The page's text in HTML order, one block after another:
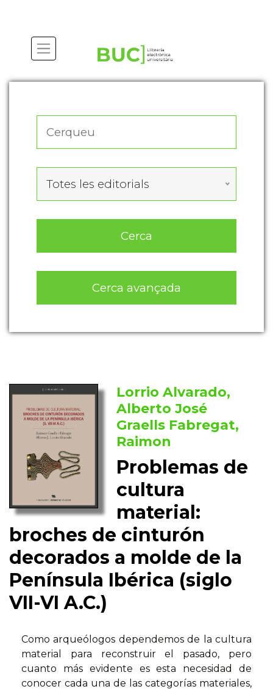
Totes les editorials
Cerca
Cerca avançada
Lorrio Alvarado,
Alberto José
Graells Fabregat,
Raimon
Problemas de
cultura
material:
broches de cinturón
decorados a molde de la
Península Ibérica (siglo
VII-VI A.C.)
Como arqueólogos dependemos de la cultura
material para reconstruir el pasado, pero
cuanto más evidente es esta necesidad de
conocer cada una de las categorías materiales,